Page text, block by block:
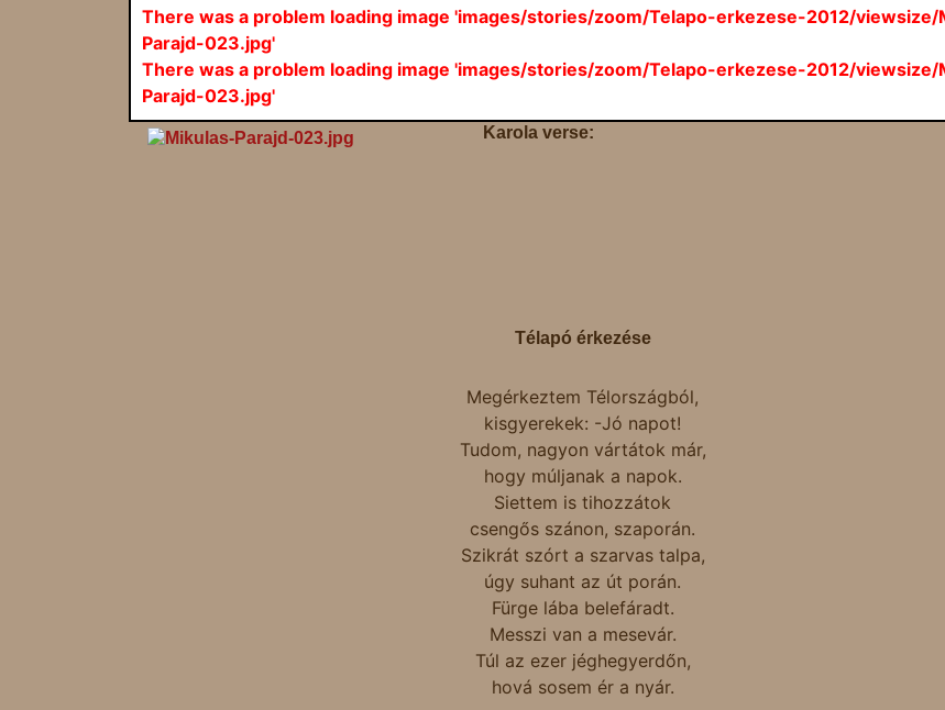
There was a problem loading image 'images/stories/zoom/Telapo-erkezese-2012/viewsize/
Parajd-023.jpg'
There was a problem loading image 'images/stories/zoom/Telapo-erkezese-2012/viewsize/
Parajd-023.jpg'
Karola verse:
Télapó érkezése
Megérkeztem Télországból,
kisgyerekek: -Jó napot!
Tudom, nagyon vártátok már,
hogy múljanak a napok.
Siettem is tihozzátok
csengős szánon, szaporán.
Szikrát szórt a szarvas talpa,
úgy suhant az út porán.
Fürge lába belefáradt.
Messzi van a mesevár.
Túl az ezer jéghegyerdőn,
hová sosem ér a nyár.